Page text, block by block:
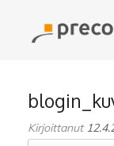
content
Kirjoittanut